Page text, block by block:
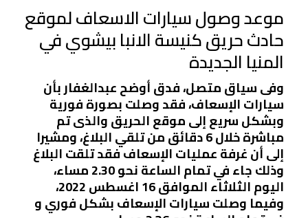
موعد وصول سيارات الاسعاف لموقع
حادث حريق كنيسة الانبا بيشوي في
المنيا الجديدة
وفى سياق متصل، فدق أوضح عبدالغفار بأن
سيارات الإسعاف، فقد وصلت بصورة فورية
وبشكل سريع إلى موقع الحريق والذى تم
مباشرة خلال 6 دقائق من تلقي البلاغ، ومشيرا
إلى أن غرفة عمليات الإسعاف فقد تلقت البلاغ
وذلك جاء في تمام الساعة نحو 2.30 مساء،
اليوم الثلاثاء الموافق 16 اغسطس 2022،
وفيما وصلت سيارات الإسعاف بشكل فوري و